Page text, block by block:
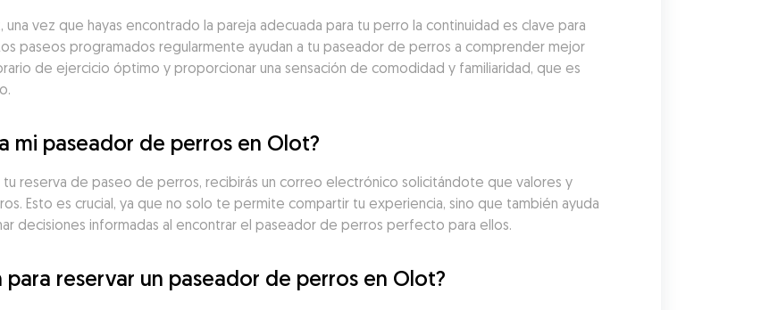
vez que hayas encontrado la pareja adecuada para tu perro la continuidad es clave para
paseos programados regularmente ayudan a tu paseador de perros a comprender mejor
de ejercicio óptimo y proporcionar una sensación de comodidad y familiaridad, que es
mi paseador de perros en Olot?
reserva de paseo de perros, recibirás un correo electrónico solicitándote que valores y
Esto es crucial, ya que no solo te permite compartir tu experiencia, sino que también ayuda
decisiones informadas al encontrar el paseador de perros perfecto para ellos.
para reservar un paseador de perros en Olot?